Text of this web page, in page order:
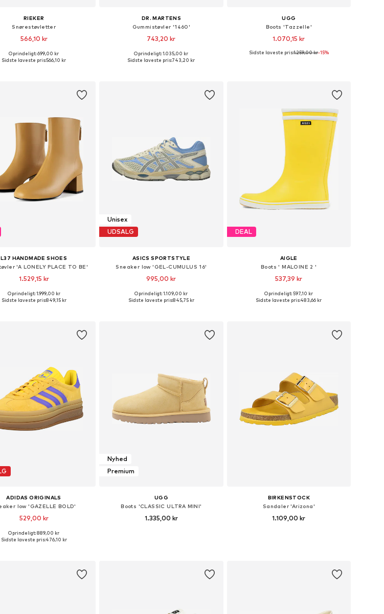
RIEKER
Snørestøvletter
566,10 kr
Fås i mange størrelser
Oprindeligt: 699,00 kr
Sidste laveste pris:566,10 kr
DR. MARTENS
Gummistøvler '1460'
743,20 kr
Oprindeligt: 1.035,00 kr
Sidste laveste pris:743,20 kr
UGG
Boots 'Tazzelle'
1.070,15 kr
Fås i mange størrelser
Sidste laveste pris:1.259,00 kr-15%
L37 HANDMADE SHOES
'A LONELY PLACE TO BE'
1.529,15 kr
Oprindeligt: 1.999,00 kr
Sidste laveste pris:849,15 kr
Unisex
UDSALG
ASICS SPORTSTYLE
Sneaker low 'GEL-CUMULUS 16'
995,00 kr
+1
Fås i mange størrelser
Oprindeligt: 1.109,00 kr
Sidste laveste pris:845,75 kr
DEAL
AIGLE
Boots ' MALOINE 2 '
537,39 kr
Oprindeligt: 597,10 kr
Sidste laveste pris:483,66 kr
ADIDAS ORIGINALS
low 'GAZELLE BOLD'
529,00 kr
Fås i mange størrelser
Oprindeligt: 889,00 kr
Sidste laveste pris:476,10 kr
Nyhed
Premium
UGG
Boots 'CLASSIC ULTRA MINI'
1.335,00 kr
BIRKENSTOCK
Sandaler 'Arizona'
1.109,00 kr